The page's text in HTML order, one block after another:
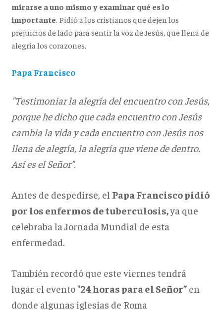
mirarse a uno mismo y examinar qué es lo
importante. Pidió a los cristianos que dejen los
prejuicios de lado para sentir la voz de Jesús, que llena de
alegría los corazones.
Papa Francisco
"Testimoniar la alegría del encuentro con Jesús,
porque he dicho que cada encuentro con Jesús
cambia la vida y cada encuentro con Jesús nos
llena de alegría, la alegría que viene de dentro.
Así es el Señor”.
Antes de despedirse, el Papa Francisco pidió
por los enfermos de tuberculosis,ya que
celebraba la Jornada Mundial de esta
enfermedad.
También recordó que este viernes tendrá
lugar el evento"24 horas para el Señor”en
donde algunas iglesias de Roma